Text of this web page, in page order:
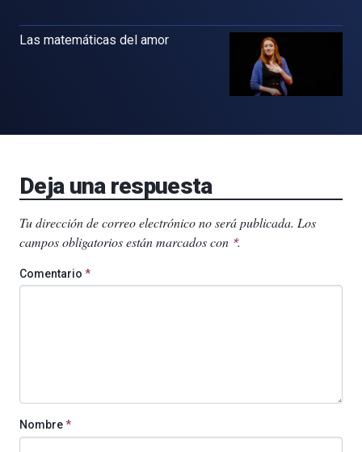
Las matemáticas del amor
Deja una respuesta
Tu dirección de correo electrónico no será publicada. Los
campos obligatorios están marcados con *.
Comentario *
Nombre*